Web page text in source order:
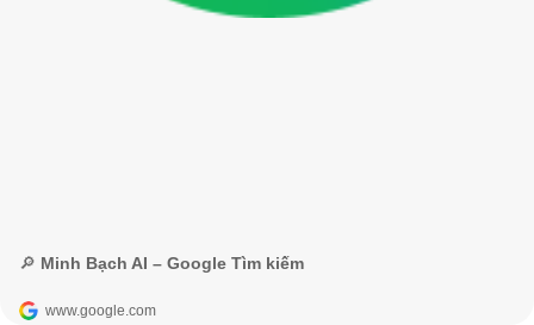
🔎 Minh Bạch AI – Google Tìm kiếm
www.google.com